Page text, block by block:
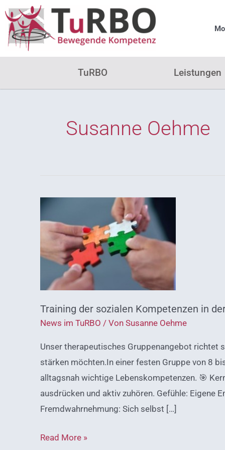
Zum
Inhalt
springen
TuRBO Leistungen
Susanne Oehme
Training der sozialen Kompetenzen in
News im TuRBO / Von Susanne Oehme
Unser therapeutisches Gruppenangebot richtet
stärken möchten.In einer festen Gruppe von 8
alltagsnah wichtige Lebenskompetenzen. 🎯
ausdrücken und aktiv zuhören. Gefühle: Eigene
Fremdwahrnehmung: Sich selbst […]
Training
der
sozialen
Kompetenzen
der
Read More »